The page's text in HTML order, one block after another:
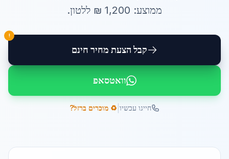
ממוצע: 1,200 ₪ ללטון.
קבל הצעת מחיר חינם
!
וואטסאפ
חייגו עכשיו ♻️ מוכרים ברזל?